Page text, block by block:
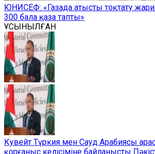
ЮНИСЕФ: «Газада атысты тоқтату
300 бала қаза тапты»
ҰСЫНЫЛҒАН
Кувейт Түркия мен Сауд Арабиясы
қорғаныс келісіміне байланысты